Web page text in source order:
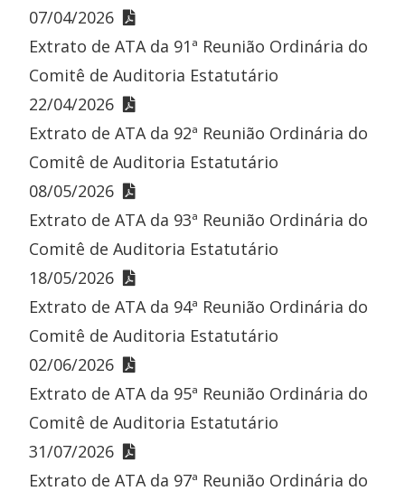
07/04/2026
Extrato de ATA da 91ª Reunião Ordinária do
Comitê de Auditoria Estatutário
22/04/2026
Extrato de ATA da 92ª Reunião Ordinária do
Comitê de Auditoria Estatutário
08/05/2026
Extrato de ATA da 93ª Reunião Ordinária do
Comitê de Auditoria Estatutário
18/05/2026
Extrato de ATA da 94ª Reunião Ordinária do
Comitê de Auditoria Estatutário
02/06/2026
Extrato de ATA da 95ª Reunião Ordinária do
Comitê de Auditoria Estatutário
31/07/2026
Extrato de ATA da 97ª Reunião Ordinária do